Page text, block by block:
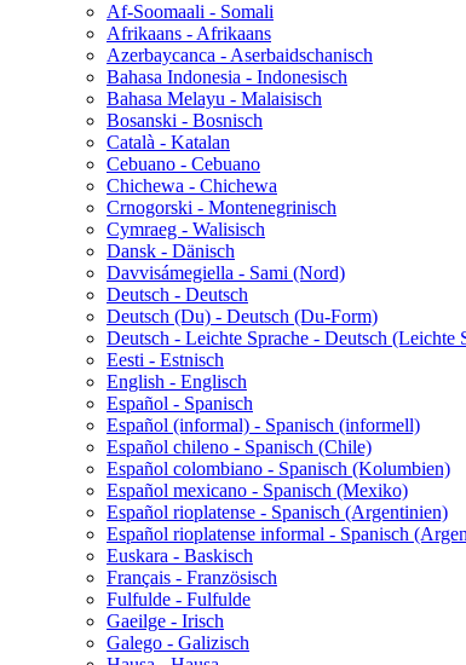
Af-Soomaali - Somali
Afrikaans - Afrikaans
Azerbaycanca - Aserbaidschanisch
Bahasa Indonesia - Indonesisch
Bahasa Melayu - Malaisisch
Bosanski - Bosnisch
Català - Katalan
Cebuano - Cebuano
Chichewa - Chichewa
Crnogorski - Montenegrinisch
Cymraeg - Walisisch
Dansk - Dänisch
Davvisámegiella - Sami (Nord)
Deutsch - Deutsch
Deutsch (Du) - Deutsch (Du-Form)
Deutsch - Leichte Sprache - Deutsch (Leichte
Eesti - Estnisch
English - Englisch
Español - Spanisch
Español (informal) - Spanisch (informell)
Español chileno - Spanisch (Chile)
Español colombiano - Spanisch (Kolumbien)
Español mexicano - Spanisch (Mexiko)
Español rioplatense - Spanisch (Argentinien)
Español rioplatense informal - Spanisch
Euskara - Baskisch
Français - Französisch
Fulfulde - Fulfulde
Gaeilge - Irisch
Galego - Galizisch